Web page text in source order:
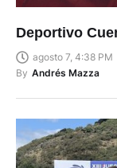
Deportivo
agosto 7, 4:38 PM
By Andrés Mazza